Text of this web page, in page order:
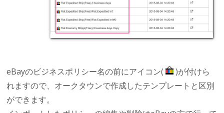
eBayのビジネスポリシー名の前にアイコン(
)が付けら
れますので、オークタウンで作成したテンプレートと区別
ができます。